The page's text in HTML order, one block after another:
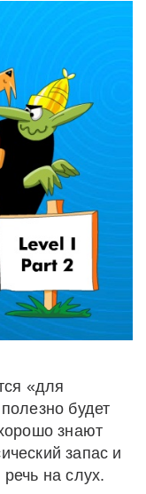
«для
будет
знают
запас и
на слух.